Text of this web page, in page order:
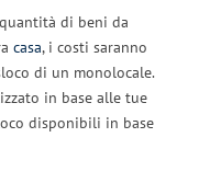
di beni da
casa, i costi saranno
di un monolocale.
in base alle tue
disponibili in base